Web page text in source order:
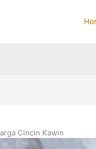
Cincin Kawin